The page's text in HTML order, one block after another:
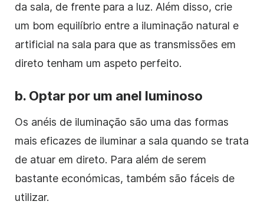
da sala, de frente para a luz. Além disso, crie
um bom equilíbrio entre a iluminação natural e
artificial na sala para que as transmissões em
direto tenham um aspeto perfeito.
b. Optar por um anel luminoso
Os anéis de iluminação são uma das formas
mais eficazes de iluminar a sala quando se trata
de atuar em direto. Para além de serem
bastante económicas, também são fáceis de
utilizar.